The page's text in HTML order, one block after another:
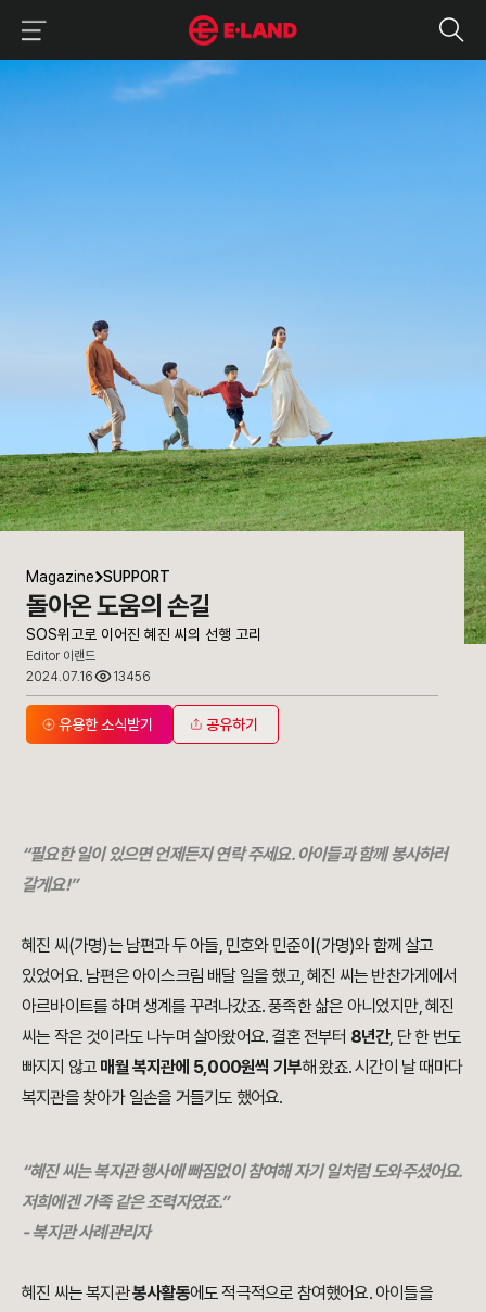
SOS위고로 이어진 혜진 씨의 선행 고리
매거진 상세보기
Magazine SUPPORT
돌아온 도움의 손길
SOS위고로 이어진 혜진 씨의 선행 고리
Editor 이랜드
2024.07.16
13456
유용한 소식받기 공유하기
“필요한 일이 있으면 언제든지 연락 주세요. 아이들과 함께 봉사하러
갈게요!”
혜진 씨(가명)는 남편과 두 아들, 민호와 민준이(가명)와 함께 살고
있었어요. 남편은 아이스크림 배달 일을 했고, 혜진 씨는 반찬가게에서
아르바이트를 하며 생계를 꾸려나갔죠. 풍족한 삶은 아니었지만, 혜진
씨는 작은 것이라도 나누며 살아왔어요. 결혼 전부터 8년간, 단 한 번도
빠지지 않고 매월 복지관에 5,000원씩 기부해 왔죠. 시간이 날 때마다
복지관을 찾아가 일손을 거들기도 했어요.
“혜진 씨는 복지관 행사에 빠짐없이 참여해 자기 일처럼 도와주셨어요.
저희에겐 가족 같은 조력자였죠.”
- 복지관 사례관리자
혜진 씨는 복지관봉사활동에도 적극적으로 참여했어요. 아이들을